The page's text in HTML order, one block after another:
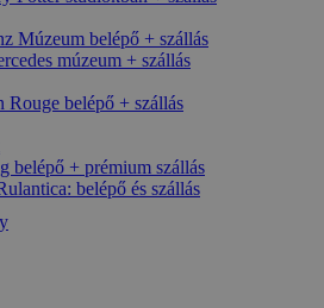
Múzeum belépő + szállás
múzeum + szállás
Rouge belépő + szállás
belépő + prémium szállás
belépő és szállás